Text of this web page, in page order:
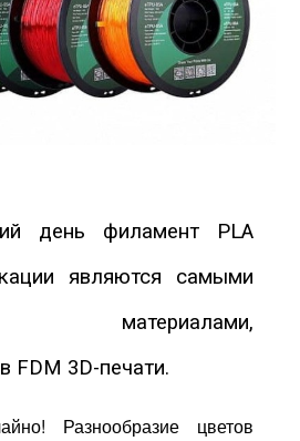
день филамент PLA
являются самыми
материалами,
FDM 3D-печати.
Разнообразие цветов